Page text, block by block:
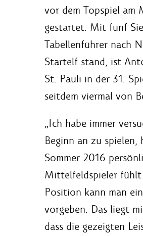
vor dem Topspiel am
gestartet. Mit fünf
Tabellenführer nach
Startelf stand, ist
St. Pauli in der 31.
seitdem viermal von
„Ich habe immer
Beginn an zu
Sommer 2016
Mittelfeldspieler fühlt
Position kann man
vorgeben. Das liegt
dass die gezeigten